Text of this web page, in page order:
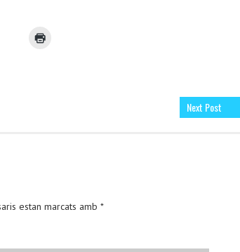
Next Post
estan marcats amb *